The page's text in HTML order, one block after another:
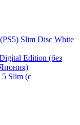
Slim Disc White
Edition (без
5 Slim (с